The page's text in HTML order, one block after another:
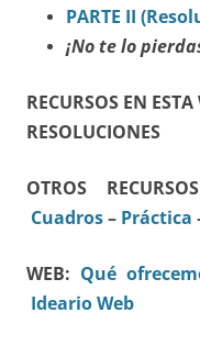
PARTE II
¡No te lo
RECURSOS EN
RESOLUCIONES
OTROS
Cuadros– Práctica
WEB: Qué
Ideario Web